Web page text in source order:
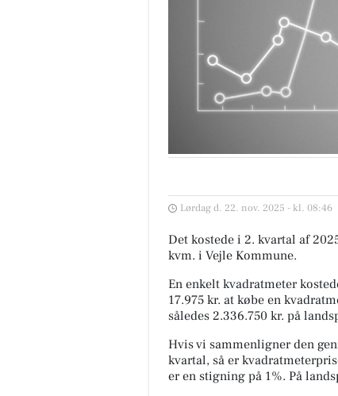
Lørdag d. 22. nov. 2025 - kl. 08:46
Det kostede i 2. kvartal af
kvm. i Vejle Kommune.
En enkelt kvadratmeter
17.975 kr. at købe en
således 2.336.750 kr. på
Hvis vi sammenligner den
kvartal, så er
er en stigning på 1%. På